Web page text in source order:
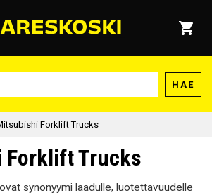
HAE
Forklift Trucks
Forklift Trucks
synonyymi laadulle, luotettavuudelle